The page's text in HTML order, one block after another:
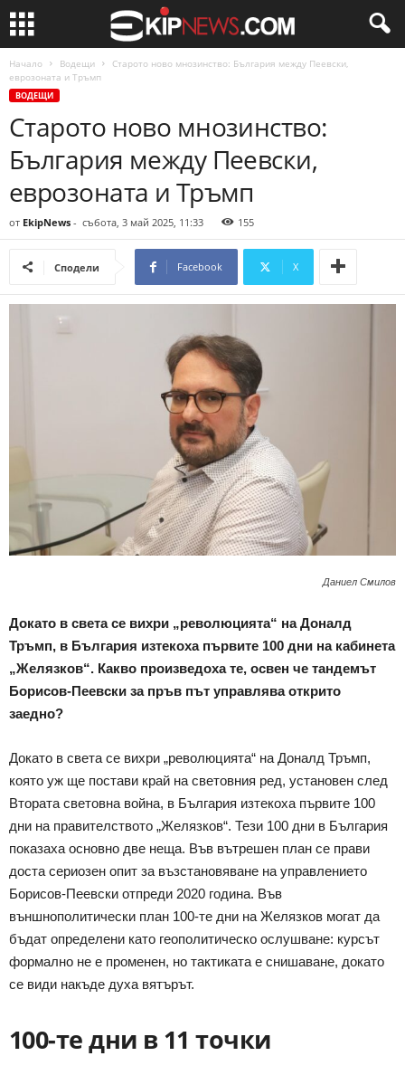
Начало Водещи
Старото ново мнозинство: България между Пеевски,
еврозоната и Тръмп
ВОДЕЩИ
Старото ново мнозинство:
България между Пеевски,
еврозоната и Тръмп
от EkipNews - събота, 3 май 2025, 11:33 155
Сподели Facebook X
Даниел Смилов
Докато в света се вихри „революцията“ на Доналд
Тръмп, в България изтекоха първите 100 дни на кабинета
„Желязков“. Какво произведоха те, освен че тандемът
Борисов-Пеевски за пръв път управлява открито
заедно?
Докато в света се вихри „революцията“ на Доналд Тръмп,
която уж ще постави край на световния ред, установен след
Втората световна война, в България изтекоха първите 100
дни на правителството „Желязков“. Тези 100 дни в България
показаха основно две неща. Във вътрешен план се прави
доста сериозен опит за възстановяване на управлението
Борисов-Пеевски отпреди 2020 година. Във
външнополитически план 100-те дни на Желязков могат да
бъдат определени като геополитическо ослушване: курсът
формално не е променен, но тактиката е снишаване, докато
се види накъде духа вятърът.
100-те дни в 11 точки